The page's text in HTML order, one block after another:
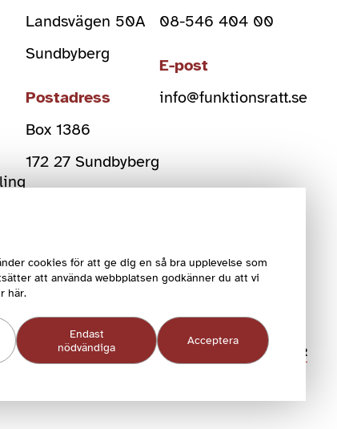
cookies för att ge dig en så bra upplevelse som
att använda webbplatsen godkänner du att vi
här.
Endast
nödvändiga
Acceptera
Landsvägen 50A
Sundbyberg
Postadress
Box 1386
172 27 Sundbyberg
08-546 404 00
E-post
info@funktionsratt.se
COOKIEINSTÄLLNINGAR